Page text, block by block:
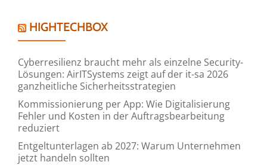
HIGHTECHBOX
Cyberresilienz braucht mehr als einzelne Security-
Lösungen: AirITSystems zeigt auf der it-sa 2026
ganzheitliche Sicherheitsstrategien
Kommissionierung per App: Wie Digitalisierung
Fehler und Kosten in der Auftragsbearbeitung
reduziert
Entgeltunterlagen ab 2027: Warum Unternehmen
jetzt handeln sollten